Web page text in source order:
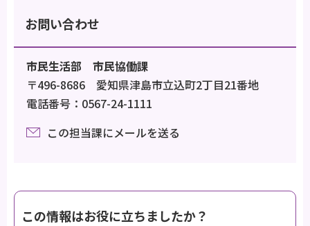
お問い合わせ
市民生活部 市民協働課
〒496-8686 愛知県津島市立込町2丁目21番地
電話番号：0567-24-1111
この担当課にメールを送る
この情報はお役に立ちましたか？